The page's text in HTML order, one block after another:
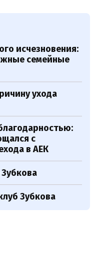
исчезновения:
семейные
ухода
с
в АЕК
Зубкова